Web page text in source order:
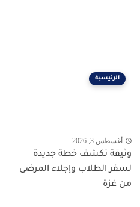
الرئيسية
أغسطس 3, 2026
وثيقة تكشف خطة جديدة
لسفر الطلاب وإجلاء المرضى
من غزة